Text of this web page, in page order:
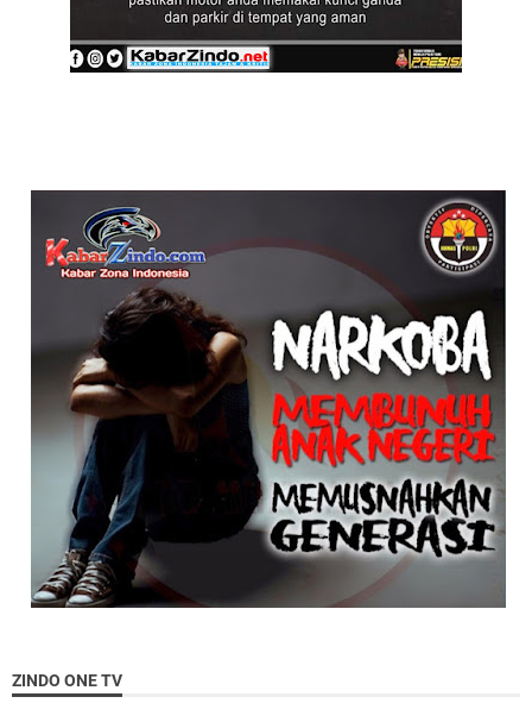
ZINDO ONE TV